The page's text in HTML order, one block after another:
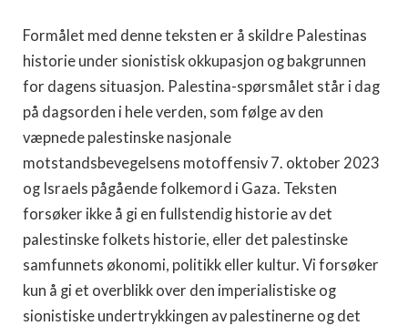
Formålet med denne teksten er å skildre Palestinas
historie under sionistisk okkupasjon og bakgrunnen
for dagens situasjon. Palestina-spørsmålet står i dag
på dagsorden i hele verden, som følge av den
væpnede palestinske nasjonale
motstandsbevegelsens motoffensiv 7. oktober 2023
og Israels pågående folkemord i Gaza. Teksten
forsøker ikke å gi en fullstendig historie av det
palestinske folkets historie, eller det palestinske
samfunnets økonomi, politikk eller kultur. Vi forsøker
kun å gi et overblikk over den imperialistiske og
sionistiske undertrykkingen av palestinerne og det